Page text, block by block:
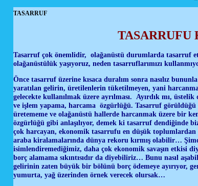
TASARRUF
TASARRUFU
Tasarruf çok önemlidir, olağanüstü durumlarda tasarruf
olağanüstülük yaşıyoruz, neden tasarruflarımızı
Önce tasarruf üzerine kısaca duralım sonra nasılız
yaratılan gelirin, üretilenlerin tüketilmeyen, yani
gelecekte kullanılmak üzere ayrılması. Ayırdık mı,
ve işlem yapama, harcama özgürlüğü. Tasarruf
üretememe ve olağanüstü hallerde harcanmak üzere bir
özgürlüğü gibi anlaşılıyor, demek ki tasarruf dendiğinde
çok harcayan, ekonomik tasarrufu en düşük
araba kiralamalarında dünya rekoru kırmış olabilir…
isimlendiremediğimiz, daha çok ekonomik savaşın etkisi
borç alamama sıkıntısıdır da diyebiliriz… Bunu nasıl
gelirinin zaten büyük bir bölünü borç ödemeye ayırıyor,
yumurta, yağ üzerinden örnek verecek olursak…